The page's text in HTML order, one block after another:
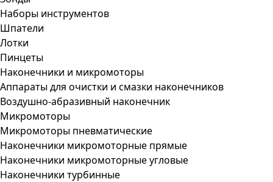
Наборы инструментов
Шпатели
Лотки
Пинцеты
Наконечники и микромоторы
Аппараты для очистки и смазки наконечников
Воздушно-абразивный наконечник
Микромоторы
Микромоторы пневматические
Наконечники микромоторные прямые
Наконечники микромоторные угловые
Наконечники турбинные